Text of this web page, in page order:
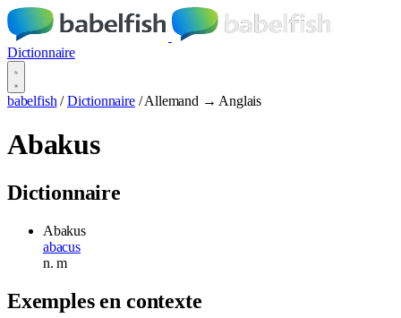
Dictionnaire
babelfish / Dictionnaire / Allemand → Anglais
Abakus
Dictionnaire
Abakus
abacus
n.m
Exemples en contexte